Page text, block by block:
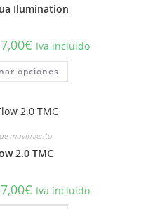
Ilumination
€ Rango
de
precios:
desde
277,90€
Iva incluido
opciones
Este
tiene
de
producto
movimiento
2.0 TMC
€ Rango
de
Iva incluido